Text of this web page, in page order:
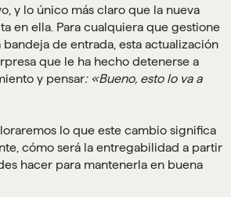
y lo único más claro que la nueva
en ella. Para cualquiera que gestione
de entrada, esta actualización
que le ha hecho detenerse a
y pensar: «Bueno, esto lo va a
lo que este cambio significa
cómo será la entregabilidad a partir
hacer para mantenerla en buena